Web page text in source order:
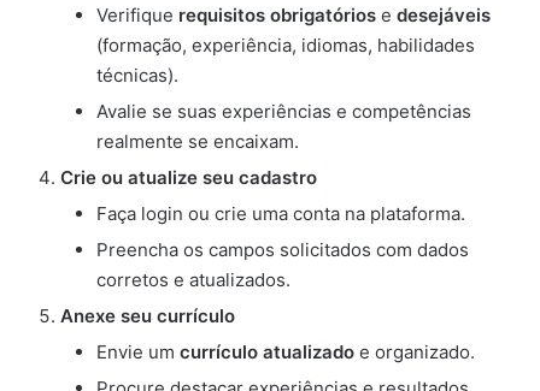
Verifique requisitos obrigatórios e desejáveis
(formação, experiência, idiomas, habilidades
técnicas).
Avalie se suas experiências e competências
realmente se encaixam.
Crie ou atualize seu cadastro
Faça login ou crie uma conta na plataforma.
Preencha os campos solicitados com dados
corretos e atualizados.
Anexe seu currículo
Envie um currículo atualizado e organizado.